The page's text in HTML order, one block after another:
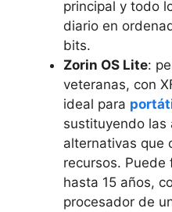
principal y todo
diario en
bits.
Zorin OS Lite:
veteranas, con
ideal para
sustituyendo las
alternativas que
recursos. Puede
hasta 15 años,
procesador de